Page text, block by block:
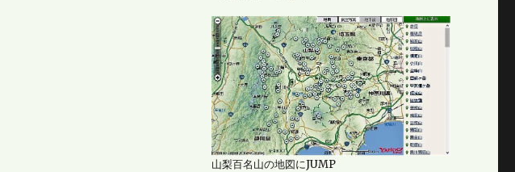
山梨百名山の地図にJUMP